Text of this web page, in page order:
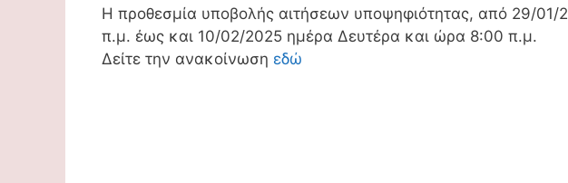
H προθεσμία υποβολής αιτήσεων υποψηφιότητας, από 29/
π.μ. έως και 10/02/2025 ημέρα Δευτέρα και ώρα 8:00 π.μ.
Δείτε την ανακοίνωση εδώ